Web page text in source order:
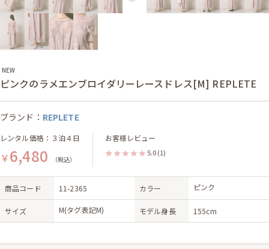
NEW
ピンクのラメエンブロイダリーレースドレス[M] REPLETE
ブランド： REPLETE
レンタル価格：３泊４日
￥6,480 （税込）
お客様レビュー
5.0 (1)
商品コード 11-2365 カラー ピンク
サイズ M(タグ表記M) モデル身長 155cm